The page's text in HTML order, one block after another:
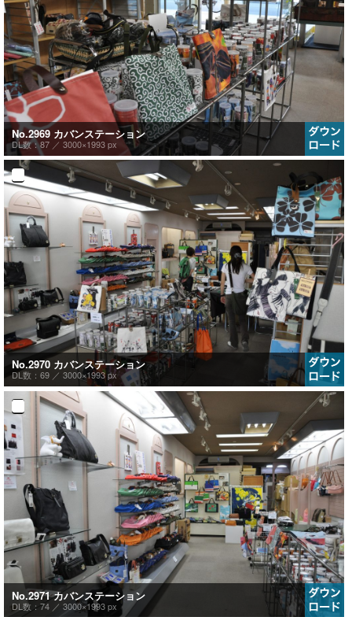
No.2969 カバンステーション
DL数：87 ／ 3000×1993 px
No.2970 カバンステーション
DL数：69 ／ 3000×1993 px
No.2971 カバンステーション
DL数：74 ／ 3000×1993 px